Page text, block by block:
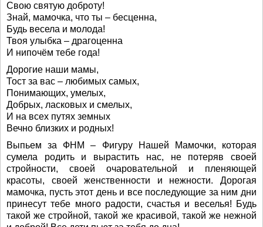
Свою святую доброту!
Знай, мамочка, что ты – бесценна,
Будь весела и молода!
Твоя улыбка – драгоценна
И нипочём тебе года!
Дорогие наши мамы,
Тост за вас – любимых самых,
Понимающих, умелых,
Добрых, ласковых и смелых,
И на всех путях земных
Вечно близких и родных!
Выпьем за ФНМ – Фигуру Нашей Мамочки, которая
сумела родить и вырастить нас, не потеряв своей
стройности, своей очаровательной и пленяющей
красоты, своей женственности и нежности. Дорогая
мамочка, пусть этот день и все последующие за ним дни
принесут тебе много радости, счастья и веселья! Будь
такой же стройной, такой же красивой, такой же нежной